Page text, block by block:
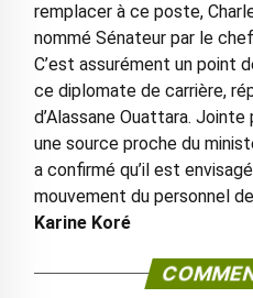
remplacer à ce poste,
nommé Sénateur par le
C’est assurément un point
ce diplomate de carrière,
d’Alassane Ouattara.
une source proche du
a confirmé qu’il est
mouvement du personnel
Karine Koré